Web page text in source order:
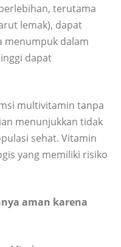
terutama
lemak), dapat
menumpuk dalam
dapat
multivitamin tanpa
menunjukkan tidak
sehat. Vitamin
yang memiliki risiko
aman karena